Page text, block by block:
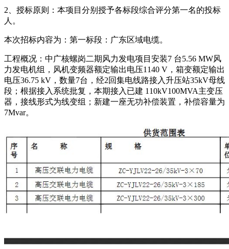
2、授标原则：本项目分别授予各标段综合评分第一名的投标
人。
本次招标内容为：第一标段：广东区域电缆。
工程概况：中广核螺岗二期风力发电项目安装7 台5.56 MW风
力发电机组，风机变频器额定输出电压1140 V，箱变额定输出
电压36.75 kV，数量7台，经2回集电线路接入升压站35kV母线
段；根据接入系统批复，本期接入已建 110kV100MVA主变压
器，接线形式为线变组；新建一座无功补偿装置，补偿容量为
7Mvar。